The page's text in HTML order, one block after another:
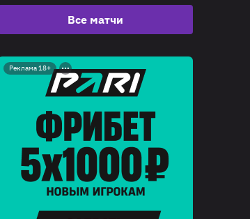
Все матчи
Реклама 18+